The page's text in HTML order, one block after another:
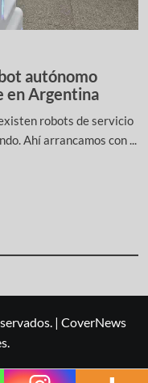
autónomo
en Argentina
robots de servicio
Ahí arrancamos con ...
| CoverNews